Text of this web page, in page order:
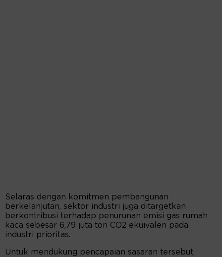
Selaras dengan komitmen pembangunan
berkelanjutan, sektor industri juga ditargetkan
berkontribusi terhadap penurunan emisi gas rumah
kaca sebesar 6,79 juta ton CO2 ekuivalen pada
industri prioritas.
Untuk mendukung pencapaian sasaran tersebut,